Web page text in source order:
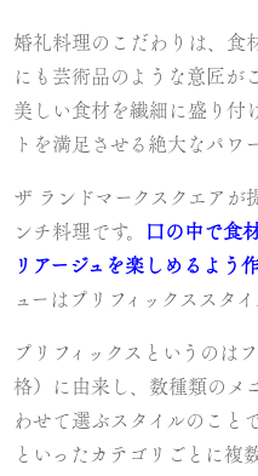
婚礼料理のこだわりは、食
にも芸術品のような意匠が
美しい食材を繊細に盛り付
トを満足させる絶大なパワ
ザ ランドマークスクエアが
ンチ料理です。
口の中で食
リアージュを楽しめるよう
ューはプリフィックススタ
プリフィックスというのは
格）に由来し、数種類のメ
わせて選ぶスタイルのこと
といったカテゴリごとに複